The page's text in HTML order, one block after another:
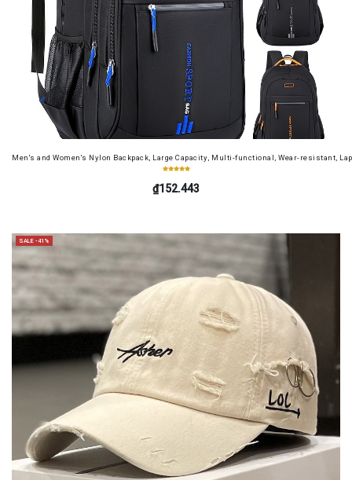
Men's and Women's Nylon Backpack, Large Capacity, Multi-functional, Wear-resistant,
₫152.443
SALE -41%